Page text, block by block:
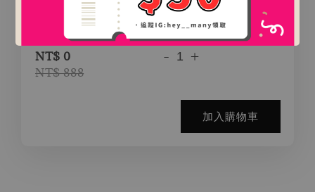
氛圍感百搭鯊魚夾（2款）
NT$ 0
NT$ 888
- +
加入購物車